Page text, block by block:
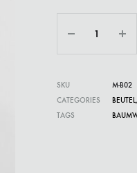
SKU
M-B02
CATEGORIES
BEUTEL
TAGS